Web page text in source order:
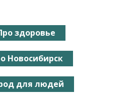
здоровье
Новосибирск
для людей